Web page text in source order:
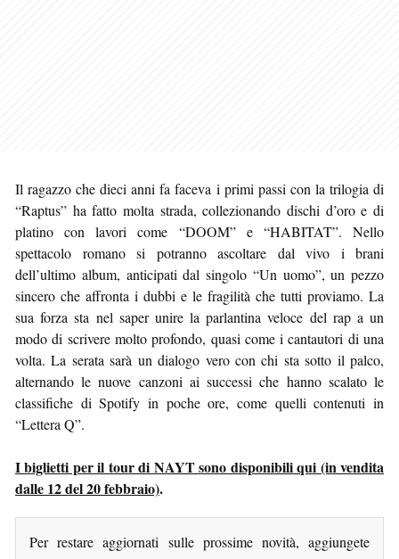
Il ragazzo che dieci anni fa faceva i primi passi con la trilogia di
“Raptus” ha fatto molta strada, collezionando dischi d’oro e di
platino con lavori come “DOOM” e “HABITAT”. Nello
spettacolo romano si potranno ascoltare dal vivo i brani
dell’ultimo album, anticipati dal singolo “Un uomo”, un pezzo
sincero che affronta i dubbi e le fragilità che tutti proviamo. La
sua forza sta nel saper unire la parlantina veloce del rap a un
modo di scrivere molto profondo, quasi come i cantautori di una
volta. La serata sarà un dialogo vero con chi sta sotto il palco,
alternando le nuove canzoni ai successi che hanno scalato le
classifiche di Spotify in poche ore, come quelli contenuti in
“Lettera Q”.
I biglietti per il tour di NAYT sono disponibili qui (in vendita
dalle 12 del 20 febbraio).
Per restare aggiornati sulle prossime novità, aggiungete